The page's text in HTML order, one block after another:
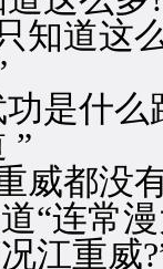
道这么
是什么
”
都没有
连常漫
江重威